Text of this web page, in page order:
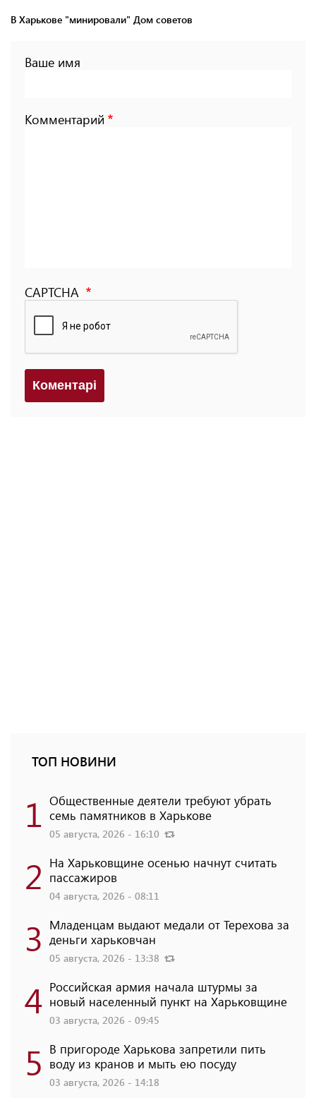
В Харькове "минировали" Дом советов
Ваше имя
Комментарий
CAPTCHA
Коментарi
ТОП НОВИНИ
1 Общественные деятели требуют убрать
семь памятников в Харькове
05 августа, 2026 - 16:10
2 На Харьковщине осенью начнут считать
пассажиров
04 августа, 2026 - 08:11
3 Младенцам выдают медали от Терехова за
деньги харьковчан
05 августа, 2026 - 13:38
4 Российская армия начала штурмы за
новый населенный пункт на Харьковщине
03 августа, 2026 - 09:45
5 В пригороде Харькова запретили пить
воду из кранов и мыть ею посуду
03 августа, 2026 - 14:18